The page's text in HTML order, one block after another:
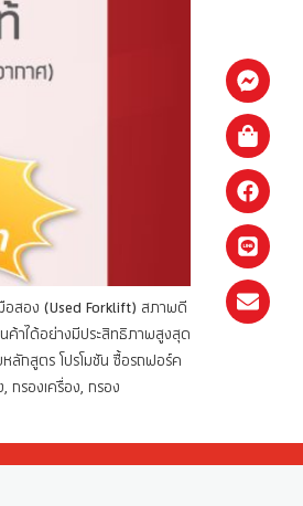
อสอง (Used Forklift) สภาพดี
ค้าได้อย่างมีประสิทธิภาพสูงสุด
ลักสูตร โปรโมชัน ซื้อรถฟอร์ค
กรองเครื่อง, กรอง